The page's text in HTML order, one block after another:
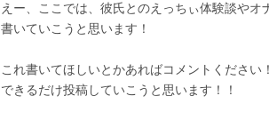
えー、ここでは、彼氏とのえっちぃ体験談やオ
書いていこうと思います！
これ書いてほしいとかあればコメントください！
できるだけ投稿していこうと思います！！